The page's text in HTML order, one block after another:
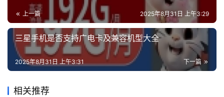
上一篇 2025年8月31日 上午3:29
三星手机是否支持广电卡及兼容机型大全
下一篇
2025年8月31日 上午3:31
相关推荐